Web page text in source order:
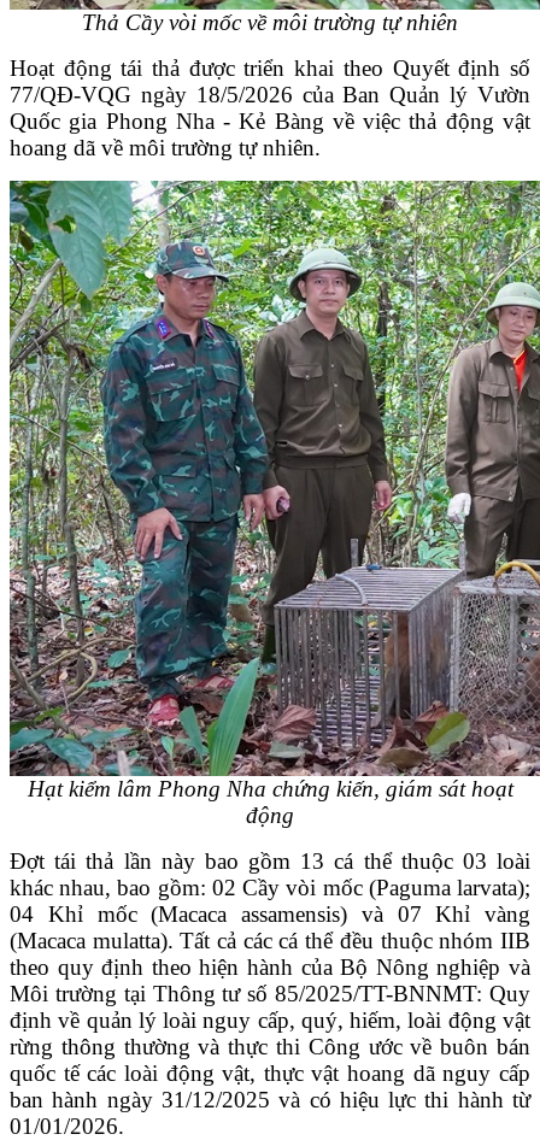
Thả Cầy vòi mốc về môi trường tự nhiên
Hoạt động tái thả được triển khai theo Quyết định số
77/QĐ-VQG ngày 18/5/2026 của Ban Quản lý Vườn
Quốc gia Phong Nha - Kẻ Bàng về việc thả động vật
hoang dã về môi trường tự nhiên.
Hạt kiểm lâm Phong Nha chứng kiến, giám sát hoạt
động
Đợt tái thả lần này bao gồm 13 cá thể thuộc 03 loài
khác nhau, bao gồm: 02 Cầy vòi mốc (Paguma larvata);
04 Khỉ mốc (Macaca assamensis) và 07 Khỉ vàng
(Macaca mulatta). Tất cả các cá thể đều thuộc nhóm IIB
theo quy định theo hiện hành của Bộ Nông nghiệp và
Môi trường tại Thông tư số 85/2025/TT-BNNMT: Quy
định về quản lý loài nguy cấp, quý, hiếm, loài động vật
rừng thông thường và thực thi Công ước về buôn bán
quốc tế các loài động vật, thực vật hoang dã nguy cấp
ban hành ngày 31/12/2025 và có hiệu lực thi hành từ
01/01/2026.